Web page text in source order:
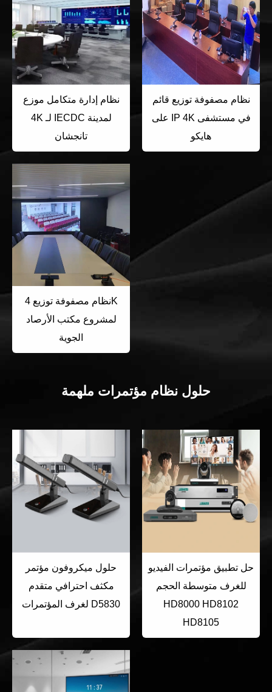
نظام إدارة متكامل موزع
4K لـ IECDC لمدينة
تانجشان
نظام مصفوفة توزيع قائم
على IP 4K في مستشفى
هايكو
نظام مصفوفة توزيع 4K
لمشروع مكتب الأرصاد
الجوية
حلول نظام مؤتمرات ملهمة
حلول ميكروفون مؤتمر
مكثف احترافي متقدم
لغرف المؤتمرات D5830
حل تطبيق مؤتمرات الفيديو
للغرف متوسطة الحجم
HD8000 HD8102
HD8105